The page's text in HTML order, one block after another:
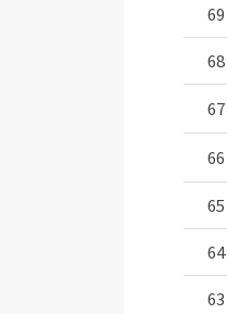
69
68
67
66
65
64
63